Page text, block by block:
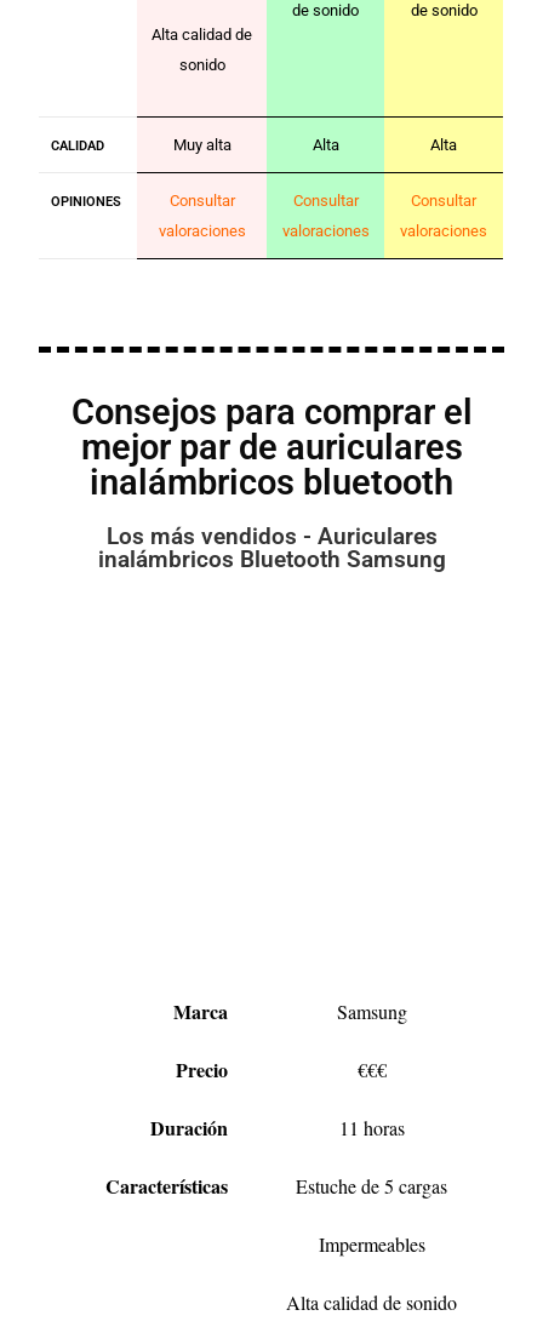
Alta calidad de
sonido
de sonido
de sonido
CALIDAD Muy alta Alta Alta
OPINIONES
Consultar
valoraciones
Consultar
valoraciones
Consultar
valoraciones
Consejos para comprar el
mejor par de auriculares
inalámbricos bluetooth
Los más vendidos - Auriculares
inalámbricos Bluetooth Samsung
Marca Samsung
Precio €€€
Duración 11 horas
Características Estuche de 5 cargas
Impermeables
Alta calidad de sonido